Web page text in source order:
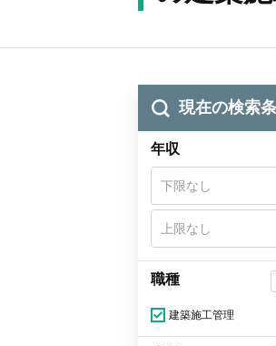
現在の検索
年収
職種
建築施工管理